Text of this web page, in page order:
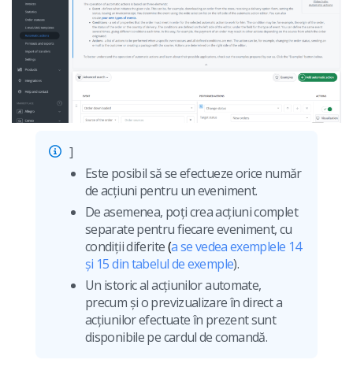
]
Este posibil să se efectueze orice număr
de acțiuni pentru un eveniment.
De asemenea, poți crea acțiuni complet
separate pentru fiecare eveniment, cu
condiții diferite(a se vedea exemplele 14
și 15 din tabelul de exemple).
Un istoric al acțiunilor automate,
precum și o previzualizare în direct a
acțiunilor efectuate în prezent sunt
disponibile pe cardul de comandă.